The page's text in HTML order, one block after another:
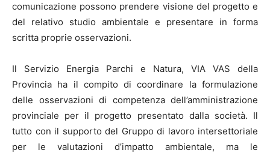
comunicazione possono prendere visione del progetto e
del relativo studio ambientale e presentare in forma
scritta proprie osservazioni.
Il Servizio Energia Parchi e Natura, VIA VAS della
Provincia ha il compito di coordinare la formulazione
delle osservazioni di competenza dell’amministrazione
provinciale per il progetto presentato dalla società. Il
tutto con il supporto del Gruppo di lavoro intersettoriale
per le valutazioni d’impatto ambientale, ma le